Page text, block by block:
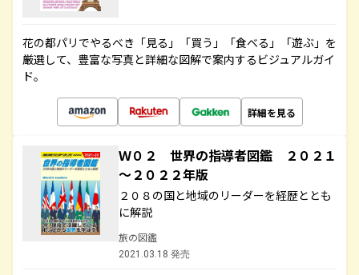
花の都パリでやるべき「見る」「買う」「食べる」「遊ぶ」を
厳選して、豊富な写真と詳細な図解で案内するビジュアルガイ
ド。
詳細を見る
Ｗ０２ 世界の指導者図鑑 ２０２１
～２０２２年版
２０８の国と地域のリーダーを経歴ととも
に解説
旅の図鑑
2021.03.18 発売